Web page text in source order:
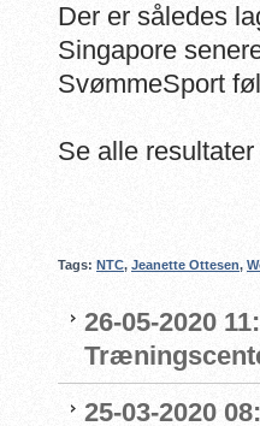
Der er således
Singapore
SvømmeSport
Se alle
Tags: NTC, Jeanette Ottesen,
26-05-2020
25-03-2020